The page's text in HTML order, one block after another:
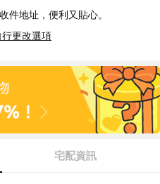
件地址，便利又貼心。
更改選項
宅配資訊